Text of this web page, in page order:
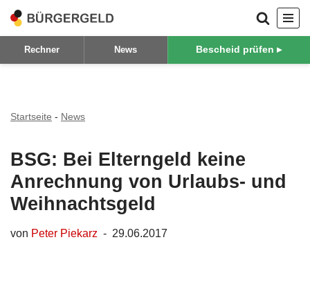
Zum
Inhalt
Rechner News Bescheid prüfen ▸
Startseite - News
BSG: Bei Elterngeld keine
Anrechnung von Urlaubs- und
Weihnachtsgeld
von Peter Piekarz 29.06.2017